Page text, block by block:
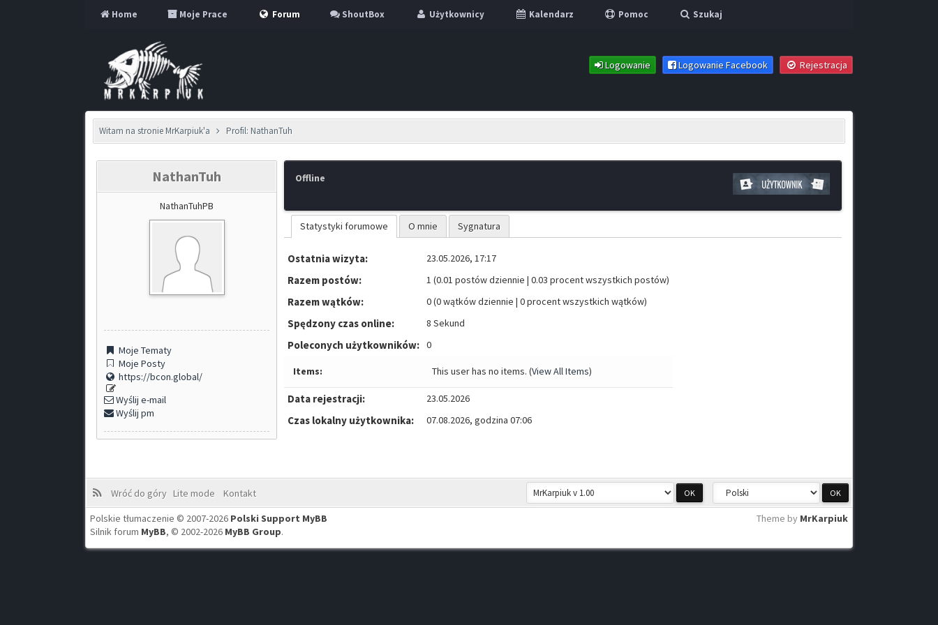
Home Moje Prace Forum ShoutBox Użytkownicy Kalendarz Pomoc Szukaj
Logowanie Logowanie Facebook Rejestracja
Witam na stronie MrKarpiuk'a Profil: NathanTuh
NathanTuh
NathanTuhPB
Moje Tematy
Moje Posty
https://bcon.global/
Wyślij e-mail
Wyślij pm
Offline
Statystyki forumowe O mnie Sygnatura
Ostatnia wizyta: 23.05.2026, 17:17
Razem postów: 1 (0.01 postów dziennie | 0.03 procent wszystkich postów)
Razem wątków: 0 (0 wątków dziennie | 0 procent wszystkich wątków)
Spędzony czas online: 8 Sekund
Poleconych użytkowników: 0
Items: This user has no items. (View All Items)
Data rejestracji: 23.05.2026
Czas lokalny użytkownika: 07.08.2026, godzina 07:06
Wróć do góry Lite mode
Kontakt
Theme by MrKarpiuk
Polskie tłumaczenie © 2007-2026 Polski Support MyBB
Silnik forum MyBB, © 2002-2026 MyBB Group.